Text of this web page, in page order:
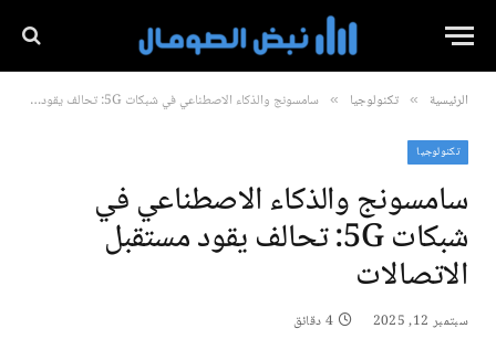
الرئيسية » تكنولوجيا » سامسونج والذكاء الاصطناعي في شبكات 5G: تحالف يقود مستقبل الاتصالات
تكنولوجيا
سامسونج والذكاء الاصطناعي في
شبكات 5G: تحالف يقود مستقبل
الاتصالات
سبتمبر 12, 2025 4 دقائق